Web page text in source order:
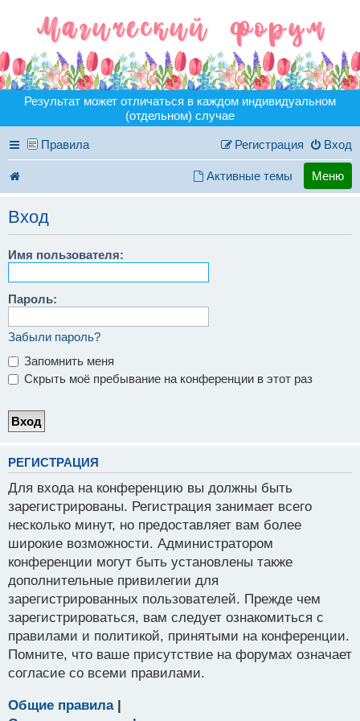
Результат может отличаться в каждом индивидуальном
(отдельном) случае
Правила Вход
Регистрация
Активные темы Меню
Вход
Имя пользователя:
Пароль:
Забыли пароль?
Запомнить меня
Скрыть моё пребывание на конференции в этот раз
РЕГИСТРАЦИЯ
Для входа на конференцию вы должны быть
зарегистрированы. Регистрация занимает всего
несколько минут, но предоставляет вам более
широкие возможности. Администратором
конференции могут быть установлены также
дополнительные привилегии для
зарегистрированных пользователей. Прежде чем
зарегистрироваться, вам следует ознакомиться с
правилами и политикой, принятыми на конференции.
Помните, что ваше присутствие на форумах означает
согласие со всеми правилами.
Общие правила|